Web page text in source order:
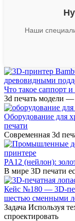
Наши
Что такое саппорт
3d печать модели —
Оборудование для
печати
Современная 3d
PA12 (нейлон):
В мире 3D печати
Кейс №180 — 3D-
шестью сменными
Задача Используя
спроектировать